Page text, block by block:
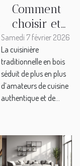
Comment
choisir et
utiliser
efficacement
votre
cuisinière
traditionnelle
Samedi 7 février 2026
La cuisinière
traditionnelle en bois
séduit de plus en plus
d’amateurs de cuisine
authentique et de...